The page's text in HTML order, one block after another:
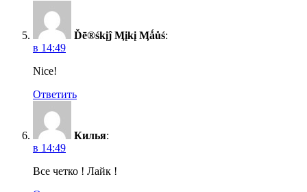
Ďē®śkįĵ Ӎįkį Ӎǻůś:
в 14:49
Nice!
Ответить
Килья:
в 14:49
Все четко ! Лайк !